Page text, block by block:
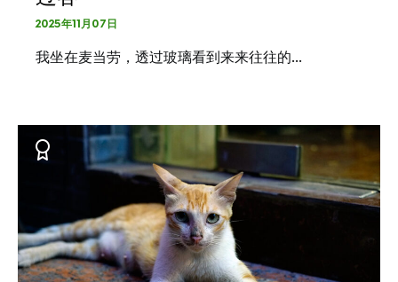
2025年11月07日
我坐在麦当劳，透过玻璃看到来来往往的…